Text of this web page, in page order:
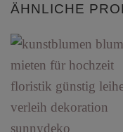
ÄHNLICHE